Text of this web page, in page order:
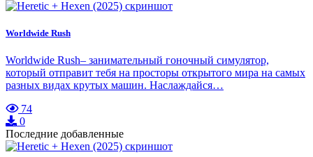
Worldwide Rush
Worldwide Rush– занимательный гоночный симулятор,
который отправит тебя на просторы открытого мира на самых
разных видах крутых машин. Наслаждайся…
74
0
Последние добавленные